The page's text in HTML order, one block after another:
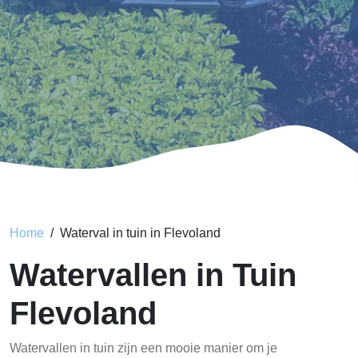
Home Waterval in tuin in Flevoland
Watervallen in Tuin
Flevoland
Watervallen in tuin zijn een mooie manier om je